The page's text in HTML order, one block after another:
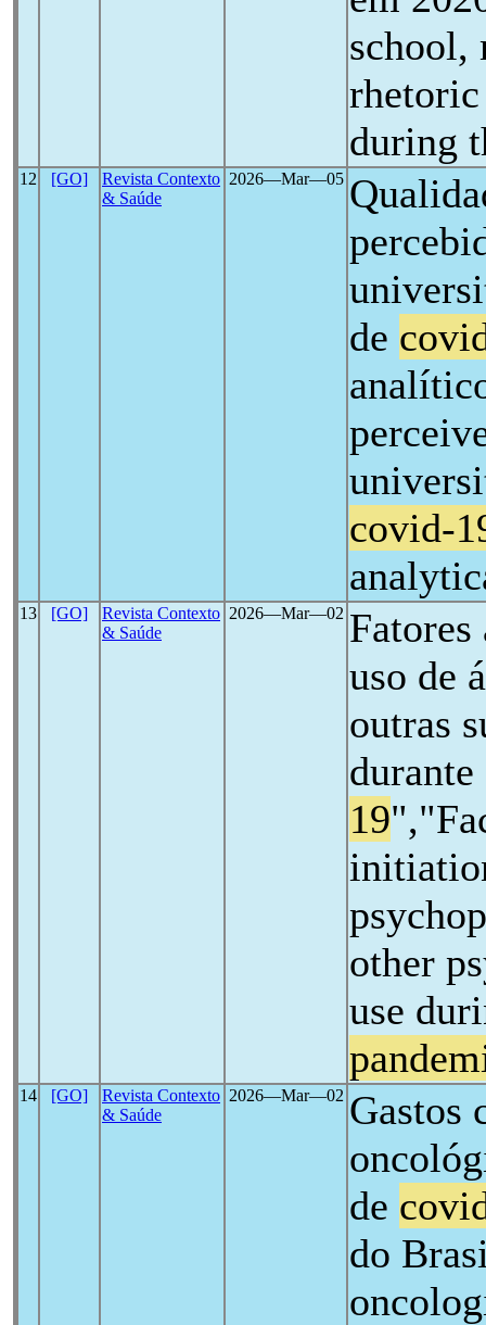
school,
during
12 [GO]
Revista Contexto
& Saúde
2026―Mar―05
de
covid-
13 [GO]
Revista Contexto
& Saúde
2026―Mar―02
uso de
outras
19
other
use
14 [GO]
Revista Contexto
& Saúde
2026―Mar―02 Gastos
de
do